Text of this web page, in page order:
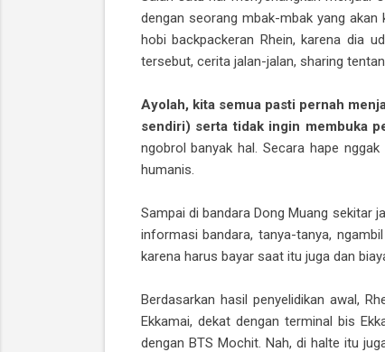
dengan seorang mbak-mbak yang akan
hobi backpackeran Rhein, karena dia
tersebut, cerita jalan-jalan, sharing
Ayolah, kita semua pasti pernah
sendiri) serta tidak ingin membuka
ngobrol banyak hal. Secara hape
humanis.
Sampai di bandara Dong Muang sekitar
informasi bandara, tanya-tanya,
karena harus bayar saat itu juga dan
Berdasarkan hasil penyelidikan awal,
Ekkamai, dekat dengan terminal bis
dengan BTS Mochit. Nah, di halte itu